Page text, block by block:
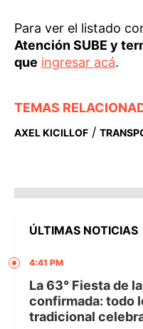
Para ver el listado
Atención SUBE y
que ingresar acá.
TEMAS
AXEL KICILLOF /
ÚLTIMAS NOTICIAS
4:41 PM
La 63° Fiesta de
confirmada: todo
tradicional